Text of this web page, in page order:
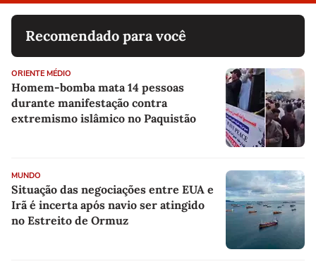
Recomendado para você
ORIENTE MÉDIO
Homem-bomba mata 14 pessoas
durante manifestação contra
extremismo islâmico no Paquistão
MUNDO
Situação das negociações entre EUA e
Irã é incerta após navio ser atingido
no Estreito de Ormuz